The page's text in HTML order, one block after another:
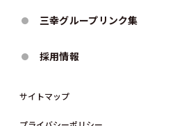
三幸グループリンク集
採用情報
サイトマップ